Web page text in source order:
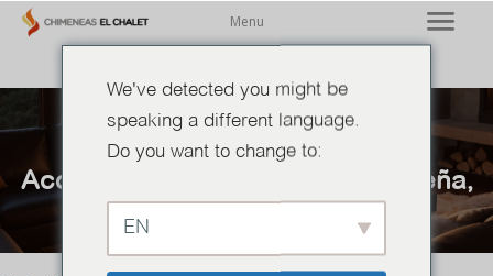
Menu
Accesorios para chimeneas de leña,
Insumos para chimeneas
We've detected you might be
speaking a different language.
Do you want to change to:
EN